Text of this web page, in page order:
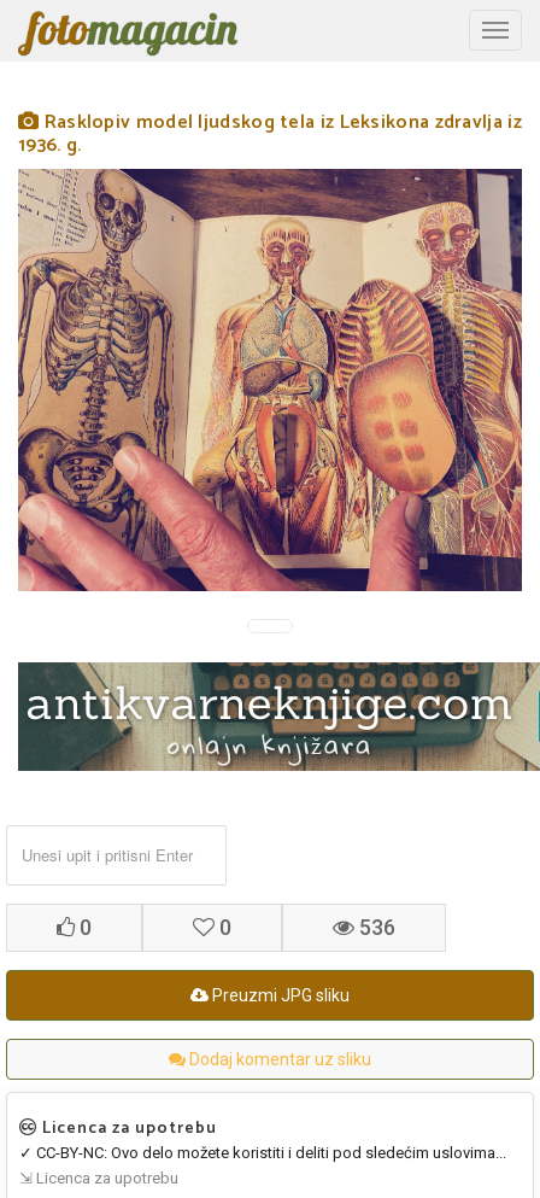
Toggle
Rasklopiv model ljudskog tela iz Leksikona zdravlja iz
1936. g.
0 0 536
Preuzmi JPG sliku
Dodaj komentar uz sliku
Licenca za upotrebu
✓ CC-BY-NC: Ovo delo možete koristiti i deliti pod sledećim uslovima...
⇲ Licenca za upotrebu